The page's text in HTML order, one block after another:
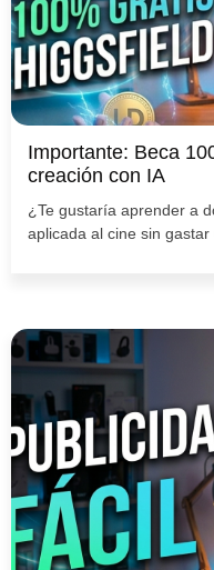
Importante: Beca
creación con IA
¿Te gustaría aprender a
aplicada al cine sin gastar